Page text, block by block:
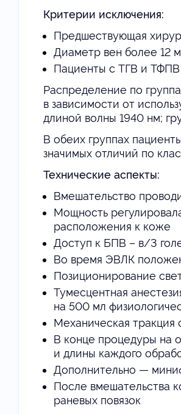
Критерии исключения:
Предшествующая
Диаметр вен более 12
Пациенты с ТГВ и ТФПВ
Распределение по
в зависимости от
длиной волны 1940 нм;
В обеих группах
значимых отличий по
Технические аспекты:
Вмешательство
Мощность
расположения к коже
Доступ к БПВ – в/3
Во время ЭВЛК
Позиционирование
Тумесцентная
на 500 мл
Механическая
В конце процедуры на
и длины каждого
Дополнительно —
После вмешательства
раневых повязок